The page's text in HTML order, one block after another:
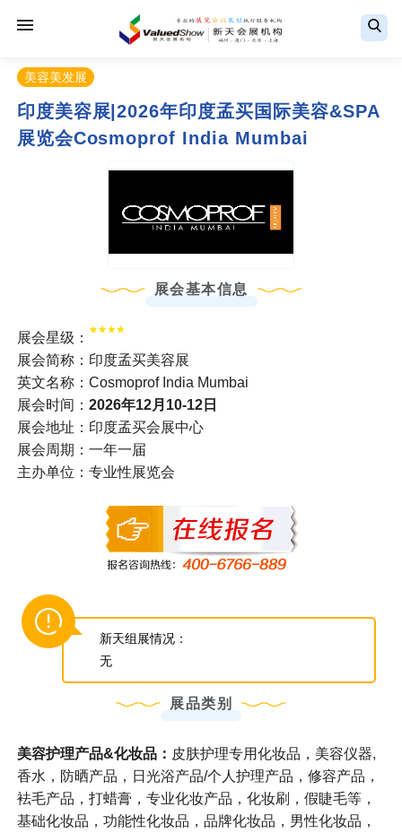
美容美发展
印度美容展|2026年印度孟买国际美容&SPA
展览会Cosmoprof India Mumbai
展会基本信息
展会星级：
展会简称：印度孟买美容展
英文名称：Cosmoprof India Mumbai
展会时间： 2026年12月10-12日
展会地址：印度孟买会展中心
展会周期：一年一届
主办单位：专业性展览会
新天组展情况：
无
展品类别
美容护理产品&化妆品： 皮肤护理专用化妆品，美容仪器,
香水，防晒产品，日光浴产品/个人护理产品，修容产品，
袪毛产品，打蜡膏，专业化妆产品，化妆刷，假睫毛等，
基础化妆品，功能性化妆品，品牌化妆品，男性化妆品，